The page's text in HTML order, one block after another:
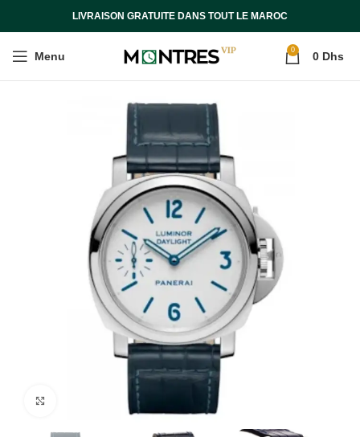
LIVRAISON GRATUITE DANS TOUT LE MAROC
Menu 0 0 Dhs
Click to enlarge